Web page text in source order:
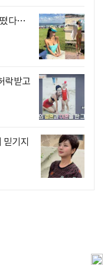
떴다…
락받고
기지